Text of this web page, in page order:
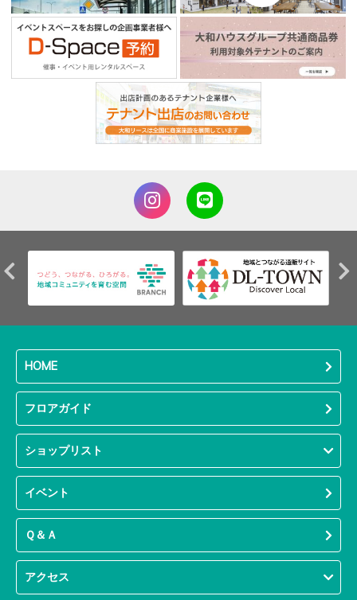
HOME
フロアガイド
ショップリスト
イベント
Ｑ＆Ａ
アクセス